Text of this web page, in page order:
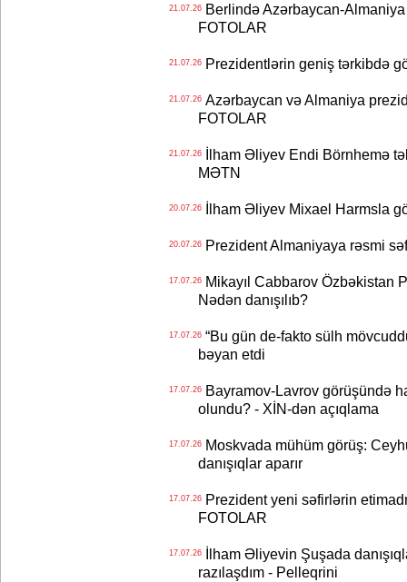
21.07.26Berlində Azərbaycan-Almaniya
FOTOLAR
21.07.26Prezidentlərin geniş tərkibdə
21.07.26Azərbaycan və Almaniya
FOTOLAR
21.07.26İlham Əliyev Endi Börnhemə
MƏTN
20.07.26İlham Əliyev Mixael Harmsla
20.07.26Prezident Almaniyaya rəsmi
17.07.26Mikayıl Cabbarov Özbəkistan
Nədən danışılıb?
17.07.26“Bu gün de-fakto sülh
bəyan etdi
17.07.26Bayramov-Lavrov görüşündə
olundu? - XİN-dən açıqlama
17.07.26Moskvada mühüm görüş:
danışıqlar aparır
17.07.26Prezident yeni səfirlərin
FOTOLAR
17.07.26İlham Əliyevin Şuşada
razılaşdım - Pelleqrini